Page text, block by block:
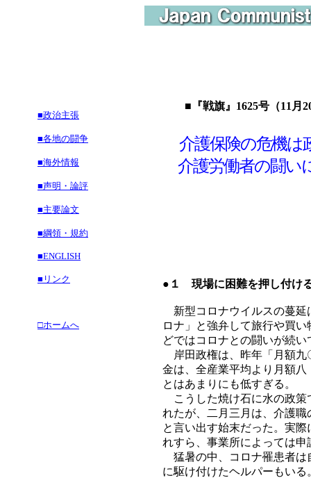
■政治主張
■各地の闘争
■海外情報
■声明・論評
■主要論文
■綱領・規約
■ENGLISH
■リンク
□ホームへ
■『戦旗』1625号（11月
介護保険の危機は
介護労働者の闘い
●１ 現場に困難を押し付け
新型コロナウイルスの蔓延
ロナ」と強弁して旅行や買
どではコロナとの闘いが続い
岸田政権は、昨年「月額九
金は、全産業平均より月額
とはあまりにも低すぎる。
こうした焼け石に水の政策
れたが、二月三月は、介護
と言い出す始末だった。実
れすら、事業所によっては
猛暑の中、コロナ罹患者は
に駆け付けたヘルパーもい